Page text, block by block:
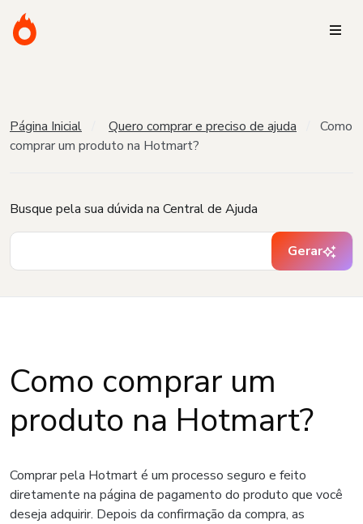
Página Inicial Quero comprar e preciso de ajuda
Como
comprar um produto na Hotmart?
Busque pela sua dúvida na Central de Ajuda
Gerar
Como comprar um
produto na Hotmart?
Comprar pela Hotmart é um processo seguro e feito
diretamente na página de pagamento do produto que você
deseja adquirir. Depois da confirmação da compra, as